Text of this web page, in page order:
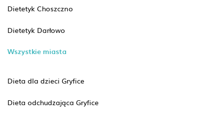
Dietetyk Choszczno
Dietetyk Darłowo
Wszystkie miasta
Dieta dla dzieci Gryfice
Dieta odchudzająca Gryfice